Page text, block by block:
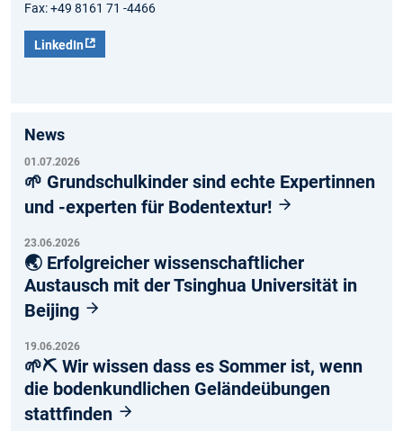
Fax: +49 8161 71 -4466
LinkedIn
News
01.07.2026
🌱 Grundschulkinder sind echte Expertinnen
und -experten für Bodentextur!
23.06.2026
🌏 Erfolgreicher wissenschaftlicher
Austausch mit der Tsinghua Universität in
Beijing
19.06.2026
🌱⛏️ Wir wissen dass es Sommer ist, wenn
die bodenkundlichen Geländeübungen
stattfinden